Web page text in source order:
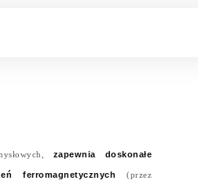
zapewnia doskonałe
ferromagnetycznych (przez